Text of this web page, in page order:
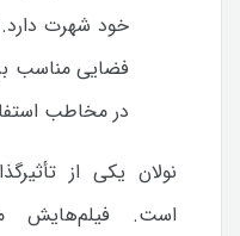
خود شهرت دارد.
فضایی مناسب
در مخاطب
نولان یکی از
است. فیلم‌هایش